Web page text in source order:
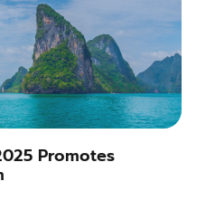
Promotes